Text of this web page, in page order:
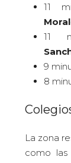
11
11
9
8
La zona
como las